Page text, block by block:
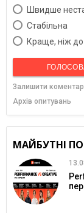
Швидше
Cтабільна
Краще, ніж до
Залишити коментар
Архів опитувань
МАЙБУТНІ